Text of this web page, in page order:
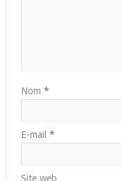
Nom *
E-mail *
Site web